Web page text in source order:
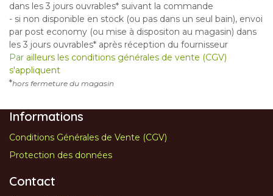
dans les 3 jours ouvrables* suivant la commande
- si non disponible en stock (ou pas dans un seul bain), envoi
par post economy (ou mise à dispositon au magasin) dans
les 3 jours ouvrables* après réception du fournisseur
Par ailleurs les conditions générales de vente (CGV)
s'appliquent
*hors fermeture du magasin
Informations
Conditions Générales de Vente (CGV)
Protection des données
Contact